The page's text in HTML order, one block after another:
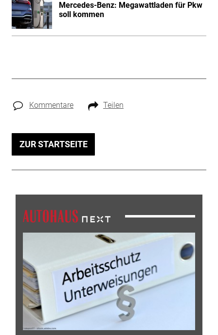
Mercedes-Benz: Megawattladen für Pkw
soll kommen
Kommentare Teilen
ZUR STARTSEITE